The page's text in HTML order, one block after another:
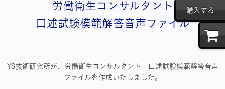
購入する
労働衛生コンサルタント
口述試験模範解答音声ファイル
YS技術研究所が、労働衛生コンサルタント 口述試験模範解答音声
ファイルを作成いたしました。